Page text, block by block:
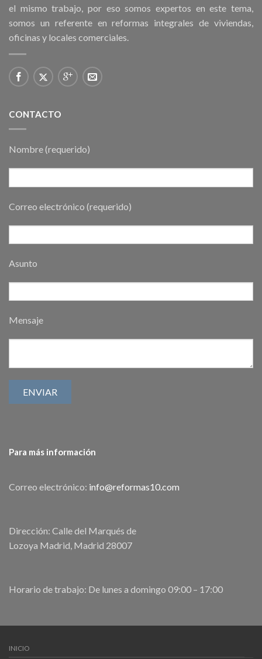
el mismo trabajo, por eso somos expertos en este tema,
somos un referente en reformas integrales de viviendas,
oficinas y locales comerciales.
CONTACTO
Nombre (requerido)
Correo electrónico (requerido)
Asunto
Mensaje
Para más información
Correo electrónico: info@reformas10.com
Dirección: Calle del Marqués de
Lozoya Madrid, Madrid 28007
Horario de trabajo: De lunes a domingo 09:00 – 17:00
INICIO